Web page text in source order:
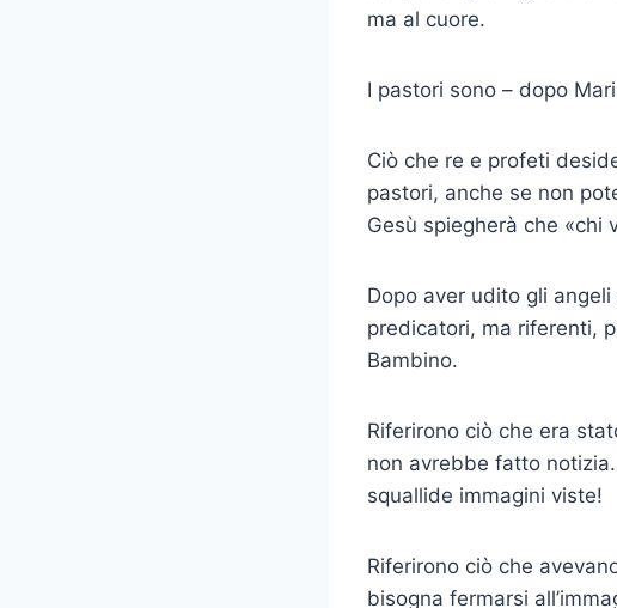
ma al cuore.
I pastori sono – dopo
Ciò che re e profeti
pastori, anche se non
Gesù spiegherà che «chi
Dopo aver udito gli
predicatori, ma riferenti,
Bambino.
Riferirono ciò che era
non avrebbe fatto
squallide immagini viste!
Riferirono ciò che
bisogna fermarsi